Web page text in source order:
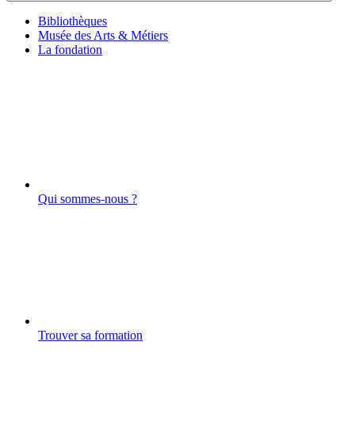
Bibliothèques
Musée des Arts & Métiers
La fondation
Qui sommes-nous ?
Trouver sa formation